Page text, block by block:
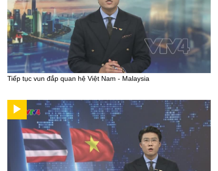
Tiếp tục vun đắp quan hệ Việt Nam - Malaysia